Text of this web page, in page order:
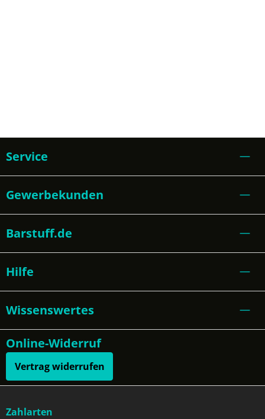
Service
Gewerbekunden
Barstuff.de
Hilfe
Wissenswertes
Online-Widerruf
Vertrag widerrufen
Zahlarten